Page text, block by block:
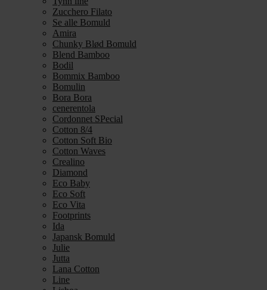
Zucchero Filato
Se alle Bomuld
Amira
Chunky Blød Bomuld
Blend Bamboo
Bodil
Bommix Bamboo
Bomulin
Bora Bora
cenerentola
Cordonnet SPecial
Cotton 8/4
Cotton Soft Bio
Cotton Waves
Crealino
Diamond
Eco Baby
Eco Soft
Eco Vita
Footprints
Ida
Japansk Bomuld
Julie
Jutta
Lana Cotton
Line